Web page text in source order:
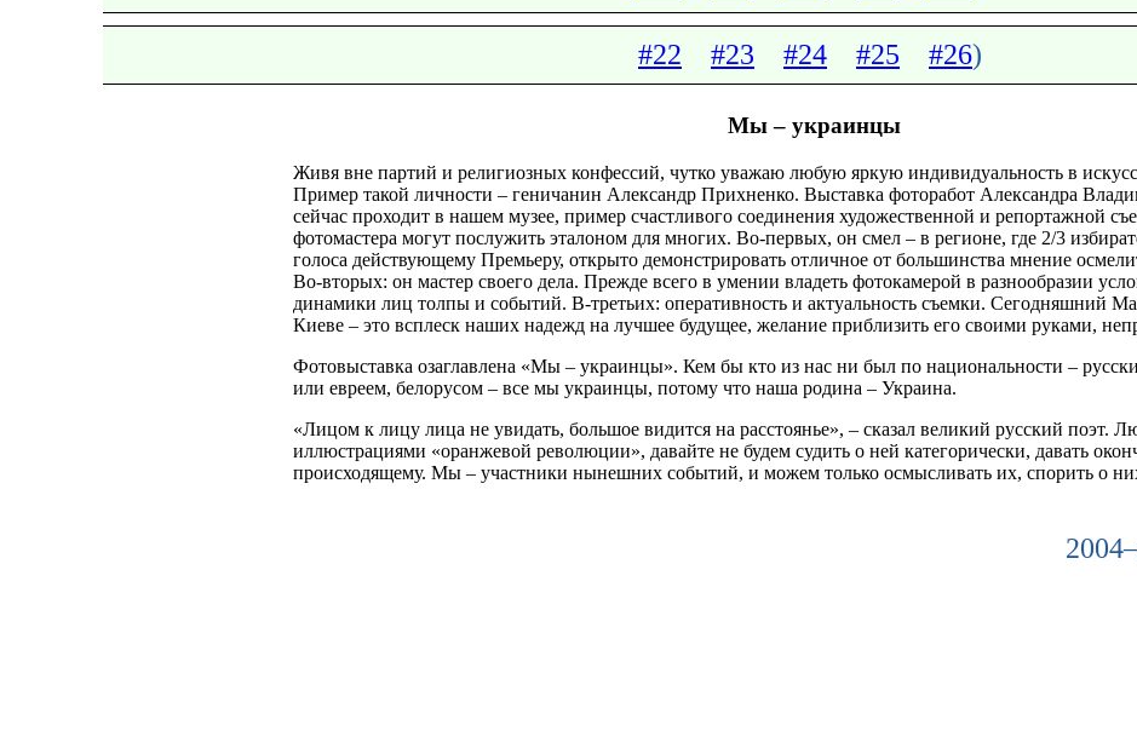
#22 #23 #24 #25 #26)
Мы – украинцы
Живя вне партий и религиозных конфессий, чутко уважаю любую яркую индивидуальность в
Пример такой личности – геничанин Александр Прихненко. Выставка фоторабот Александра
сейчас проходит в нашем музее, пример счастливого соединения художественной и репортажной
фотомастера могут послужить эталоном для многих. Во-первых, он смел – в регионе, где 2/3
голоса действующему Премьеру, открыто демонстрировать отличное от большинства мнение
Во-вторых: он мастер своего дела. Прежде всего в умении владеть фотокамерой в разнообразии
динамики лиц толпы и событий. В-третьих: оперативность и актуальность съемки. Сегодняшний
Киеве – это всплеск наших надежд на лучшее будущее, желание приблизить его своими руками,
Фотовыставка озаглавлена «Мы – украинцы». Кем бы кто из нас ни был по национальности –
или евреем, белорусом – все мы украинцы, потому что наша родина – Украина.
«Лицом к лицу лица не увидать, большое видится на расстоянье», – сказал великий русский поэт.
иллюстрациями «оранжевой революции», давайте не будем судить о ней категорически, давать
происходящему. Мы – участники нынешних событий, и можем только осмысливать их, спорить о